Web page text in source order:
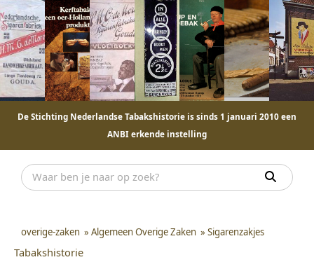
De Stichting Nederlandse Tabakshistorie is sinds 1 januari 2010 een
ANBI erkende instelling
overige-zaken » Algemeen Overige Zaken » Sigarenzakjes
Tabakshistorie